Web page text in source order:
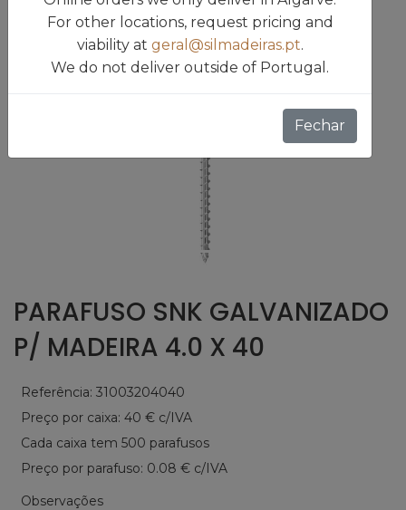
PARAFUSO SNK GALVANIZADO
P/ MADEIRA 4.0 X 40
Referência: 31003204040
Preço por caixa: 40 € c/IVA
Cada caixa tem 500 parafusos
Preço por parafuso: 0.08 € c/IVA
Observações
For other locations, request pricing and
viability at geral@silmadeiras.pt.
We do not deliver outside of Portugal.
Fechar